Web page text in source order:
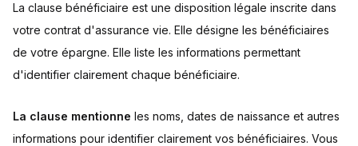
La clause bénéficiaire est une disposition légale inscrite dans
votre contrat d'assurance vie. Elle désigne les bénéficiaires
de votre épargne. Elle liste les informations permettant
d'identifier clairement chaque bénéficiaire.
La clause mentionne les noms, dates de naissance et autres
informations pour identifier clairement vos bénéficiaires. Vous